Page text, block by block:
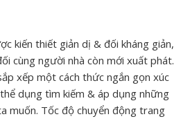
kiến thiết giản dị & đối kháng giản,
cùng người nhà còn mới xuất phát.
xếp một cách thức ngắn gọn xúc
dụng tìm kiếm & áp dụng những
muốn. Tốc độ chuyển động trang